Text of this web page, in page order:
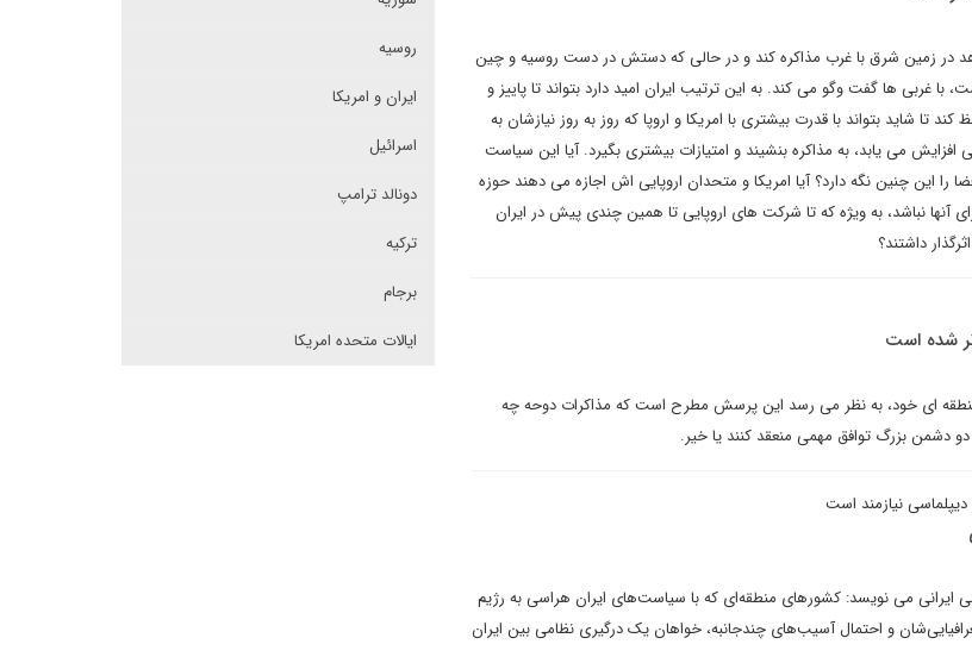
در زمین شرق با غرب مذاکره کند و در حالی که دستش در دست روسیه و چین
ها گفت وگو می کند. به این ترتیب ایران امید دارد بتواند تا پاییز و
شاید بتواند با قدرت بیشتری با امریکا و اروپا که روز به روز نیازشان به
می یابد، به مذاکره بنشیند و امتیازات بیشتری بگیرد. آیا این سیاست
را این چنین نگه دارد؟ آیا امریکا و متحدان اروپایی اش اجازه می دهند حوزه
آنها نباشد، به ویژه که تا شرکت های اروپایی تا همین چندی پیش در ایران
داشتند؟
شده است
ای خود، به نظر می رسد این پرسش مطرح است که مذاکرات دوحه چه
دشمن بزرگ توافق مهمی منعقد کنند یا خیر.
دیپلماسی نیازمند است
ایرانی می نویسد: کشورهای منطقه‌ای که با سیاست‌های ایران هراسی به رژیم
و احتمال آسیب‌های چندجانبه، خواهان یک درگیری نظامی بین ایران
روسیه
ایران و امریکا
اسرائیل
دونالد ترامپ
ترکیه
برجام
ایالات متحده امریکا